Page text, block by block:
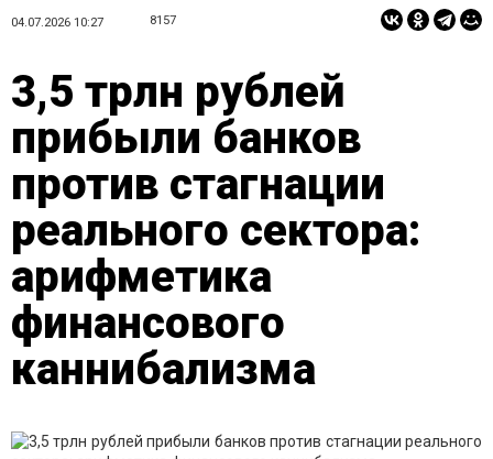
04.07.2026 10:27 8157
3,5 трлн рублей
прибыли банков
против стагнации
реального сектора:
арифметика
финансового
каннибализма